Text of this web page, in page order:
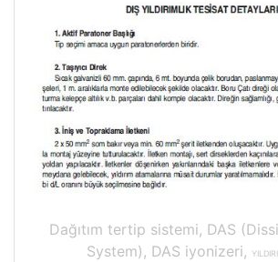
Dağıtım tertip sistemi, DAS
System), DAS iyonizeri,